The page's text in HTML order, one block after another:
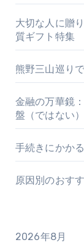
大切な人に贈
質ギフト特集
熊野三山巡り
金融の万華鏡
盤（ではない）
手続きにかか
原因別のおす
2026年8月